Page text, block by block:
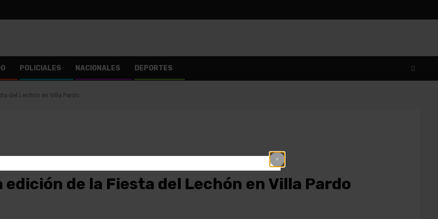
POLICIALES NACIONALES DEPORTES
del Lechón en Villa Pardo
de la Fiesta del Lechón en Villa Pardo